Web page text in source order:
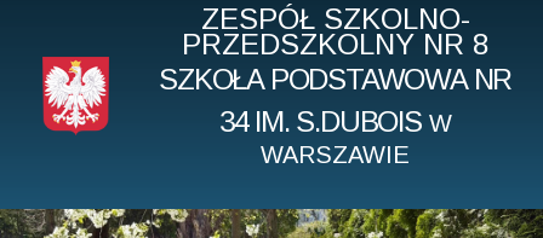
ZESPÓŁ SZKOLNO-
PRZEDSZKOLNY NR 8
SZKOŁA PODSTAWOWA NR
34 IM. S.DUBOIS W
WARSZAWIE